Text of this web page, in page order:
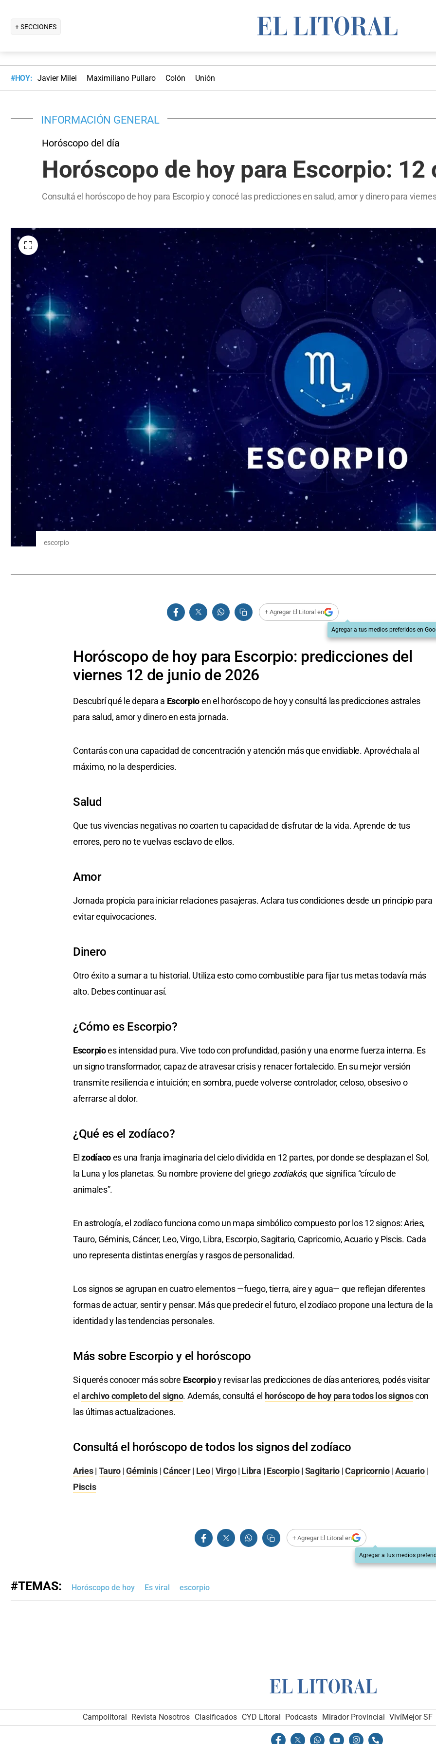
+ SECCIONES
#HOY: Javier Milei Maximiliano Pullaro Colón Unión
INFORMACIÓN GENERAL
Horóscopo del día
Horóscopo de hoy para Escorpio: 12
Consultá el horóscopo de hoy para Escorpio y conocé las predicciones en salud, amor y dinero para
escorpio
+ Agregar El Litoral en
Agregar a tus medios preferidos en
Horóscopo de hoy para Escorpio: predicciones del
viernes 12 de junio de 2026
Descubrí qué le depara a Escorpioen el horóscopo de hoy y consultá las predicciones astrales
para salud, amor y dinero en esta jornada.
Contarás con una capacidad de concentración y atención más que envidiable. Aprovéchala al
máximo, no la desperdicies.
Salud
Que tus vivencias negativas no coarten tu capacidad de disfrutar de la vida. Aprende de tus
errores, pero no te vuelvas esclavo de ellos.
Amor
Jornada propicia para iniciar relaciones pasajeras. Aclara tus condiciones desde un principio para
evitar equivocaciones.
Dinero
Otro éxito a sumar a tu historial. Utiliza esto como combustible para fijar tus metas todavía más
alto. Debes continuar así.
¿Cómo es Escorpio?
Escorpioes intensidad pura. Vive todo con profundidad, pasión y una enorme fuerza interna. Es
un signo transformador, capaz de atravesar crisis y renacer fortalecido. En su mejor versión
transmite resiliencia e intuición; en sombra, puede volverse controlador, celoso, obsesivo o
aferrarse al dolor.
¿Qué es el zodíaco?
Elzodíacoes una franja imaginaria del cielo dividida en 12 partes, por donde se desplazan el Sol,
la Luna y los planetas. Su nombre proviene del griegozodiakós, que significa “círculo de
animales”.
En astrología, el zodíaco funciona como un mapa simbólico compuesto por los 12 signos: Aries,
Tauro, Géminis, Cáncer, Leo, Virgo, Libra, Escorpio, Sagitario, Capricornio, Acuario y Piscis. Cada
uno representa distintas energías y rasgos de personalidad.
Los signos se agrupan en cuatro elementos —fuego, tierra, aire y agua— que reflejan diferentes
formas de actuar, sentir y pensar. Más que predecir el futuro, el zodíaco propone una lectura de la
identidad y las tendencias personales.
Más sobre Escorpio y el horóscopo
Si querés conocer más sobre Escorpioy revisar las predicciones de días anteriores, podés visitar
elarchivo completo del signo. Además, consultá el horóscopo de hoy para todos los signoscon
las últimas actualizaciones.
Consultá el horóscopo de todos los signos del zodíaco
Aries| Tauro |Géminis |Cáncer| Leo| Virgo| Libra | Escorpio| Sagitario |Capricornio|Acuario|
Piscis
+ Agregar El Litoral en
Agregar a tus medios
#TEMAS: Horóscopo de hoy Es viral escorpio
Campolitoral Revista Nosotros Clasificados CYD Litoral Podcasts Mirador Provincial VivíMejor SF